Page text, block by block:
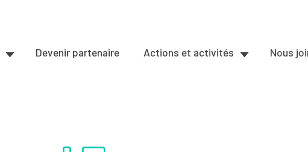
Devenir partenaire Actions et activités Nous